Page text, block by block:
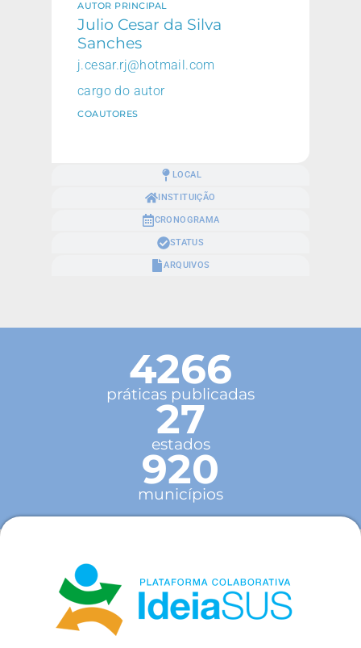
LOCAL
INSTITUIÇÃO
CRONOGRAMA
STATUS
ARQUIVOS
AUTOR PRINCIPAL
Julio Cesar da Silva
Sanches
j.cesar.rj@hotmail.com
cargo do autor
COAUTORES
4266
práticas publicadas
27
estados
920
municípios